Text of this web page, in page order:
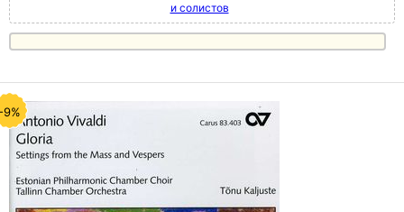
и солистов
9%